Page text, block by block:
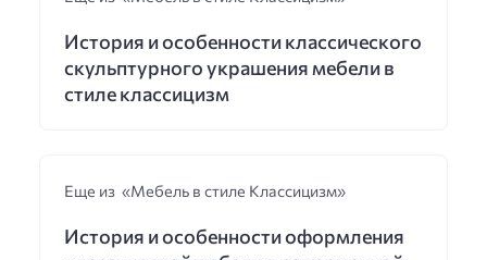
История и особенности классического
скульптурного украшения мебели в
стиле классицизм
Еще из «Мебель в стиле Классицизм»
История и особенности оформления